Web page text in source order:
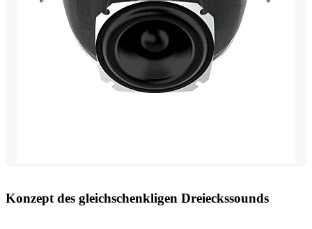
Konzept des gleichschenkligen Dreieckssounds